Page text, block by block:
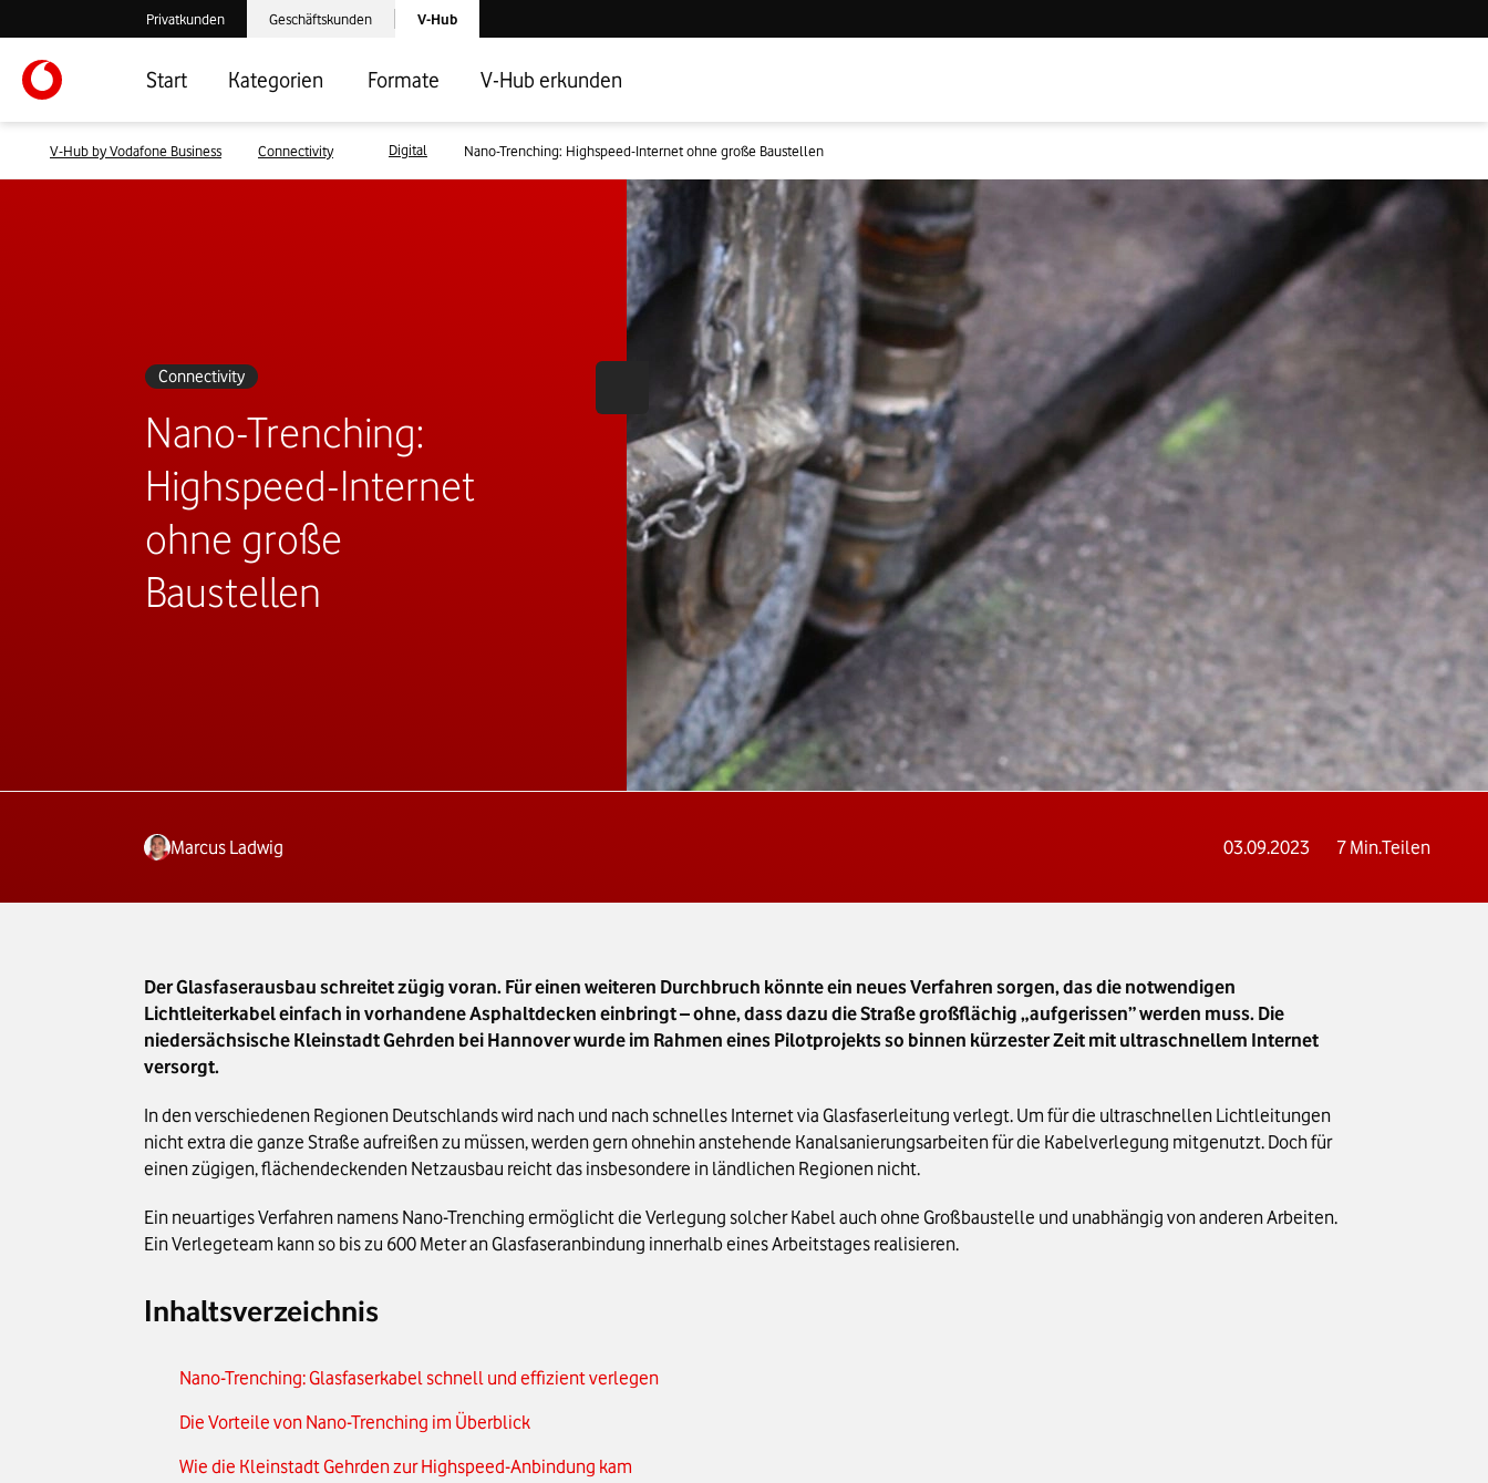
Verlassen der V-Hub Webseite: Zum Privatkundenbereich
Privatkunden Verlassen der V-Hub Webseite: Zum Geschäftskundenbereich
Geschäftskunden Laden der V-Hub Startseite
V-Hub
Start Kategorien Formate V-Hub erkunden
V-Hub by Vodafone Business Connectivity Digital Nano-Trenching: Highspeed-Internet ohne große Baustellen
Connectivity
Nano-Trenching:
Highspeed-Internet
ohne große
Baustellen
Marcus Ladwig 03.09.2023 7Min.Teilen
Der Glasfaserausbau schreitet zügig voran. Für einen weiteren Durchbruch könnte ein neues Verfahren sorgen, das die notwendigen
Lichtleiterkabel einfach in vorhandene Asphaltdecken einbringt – ohne, dass dazu die Straße großflächig „aufgerissen” werden muss. Die
niedersächsische Kleinstadt Gehrden bei Hannover wurde im Rahmen eines Pilotprojekts so binnen kürzester Zeit mit ultraschnellem Internet
versorgt.
In den verschiedenen Regionen Deutschlands wird nach und nach schnelles Internet via Glasfaserleitung verlegt. Um für die ultraschnellen Lichtleitungen
nicht extra die ganze Straße aufreißen zu müssen, werden gern ohnehin anstehende Kanalsanierungsarbeiten für die Kabelverlegung mitgenutzt. Doch für
einen zügigen, flächendeckenden Netzausbau reicht das insbesondere in ländlichen Regionen nicht.
Ein neuartiges Verfahren namens Nano-Trenching ermöglicht die Verlegung solcher Kabel auch ohne Großbaustelle und unabhängig von anderen Arbeiten.
Ein Verlegeteam kann so bis zu 600 Meter an Glasfaseranbindung innerhalb eines Arbeitstages realisieren.
Inhaltsverzeichnis
Nano-Trenching: Glasfaserkabel schnell und effizient verlegen
Die Vorteile von Nano-Trenching im Überblick
Wie die Kleinstadt Gehrden zur Highspeed-Anbindung kam